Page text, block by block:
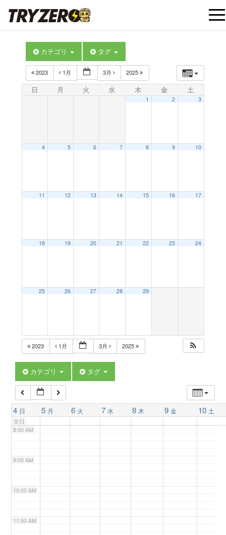
t
i
カテゴリ タグ
2023 1月 3月 2025
日 月 火 水 木 金 土
1 2 3
4 5 6 7 8 9 10
11 12 13 14 15 16 17
18 19 20 21 22 23 24
25 26 27 28 29
2023 1月 3月 2025
カテゴリ タグ
4 日 5 月 6 火 7 水 8 木 9 金 10 土
全日
5:00 AM
6:00 AM
7:00 AM
8:00 AM
9:00 AM
10:00 AM
11:00 AM